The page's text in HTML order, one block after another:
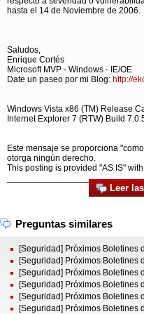
hasta el 14 de Noviembre de 2006.
Saludos,
Enrique Cortés
Microsoft MVP - Windows - IE/OE
Date un paseo por mi Blog: http://
Windows Vista x86 (TM) Release
Internet Explorer 7 (RTW) Build
Este mensaje se proporciona
otorga ningún derecho.
This posting is provided "AS IS"
Leer
Preguntas similares
[Seguridad] Próximos Boletines
[Seguridad] Próximos Boletines
[Seguridad] Próximos Boletines
[Seguridad] Próximos Boletines
[Seguridad] Próximos Boletines
[Seguridad] Próximos Boletines